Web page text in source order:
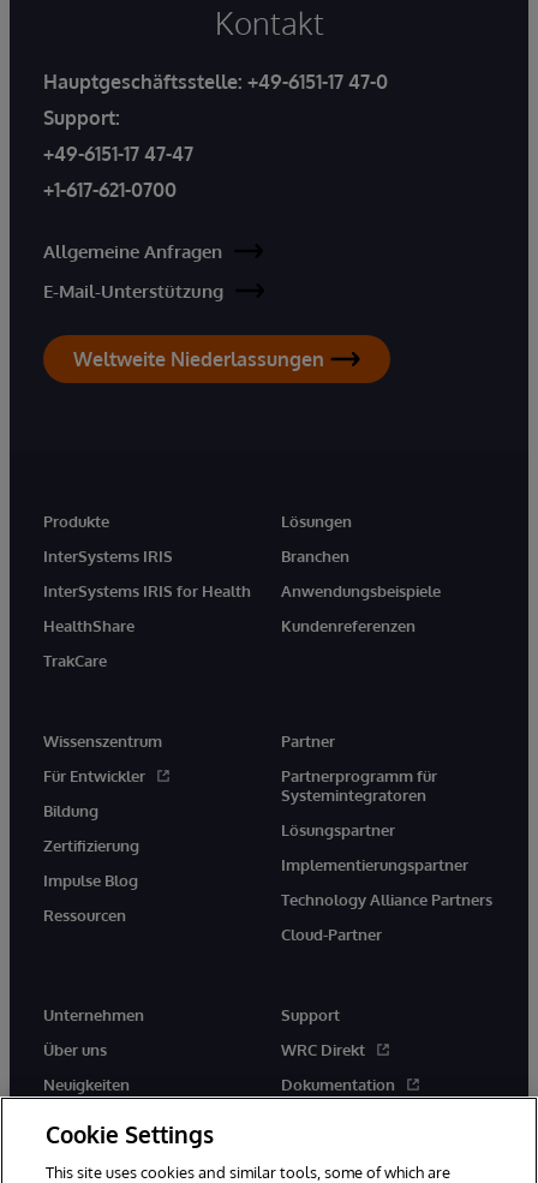
Kontakt
Hauptgeschäftsstelle: +49-6151-17 47-0
Support:
+49-6151-17 47-47
+1-617-621-0700
Allgemeine Anfragen
E-Mail-Unterstützung
Weltweite Niederlassungen
Produkte
InterSystems IRIS
InterSystems IRIS for Health
HealthShare
TrakCare
Lösungen
Branchen
Anwendungsbeispiele
Kundenreferenzen
Wissenszentrum
Für Entwickler
Bildung
Zertifizierung
Impulse Blog
Ressourcen
Partner
Partnerprogramm für
Systemintegratoren
Lösungspartner
Implementierungspartner
Technology Alliance Partners
Cloud-Partner
Unternehmen
Über uns
Neuigkeiten
Support
WRC Direkt
Dokumentation
Cookie Settings
This site uses cookies and similar tools, some of which are